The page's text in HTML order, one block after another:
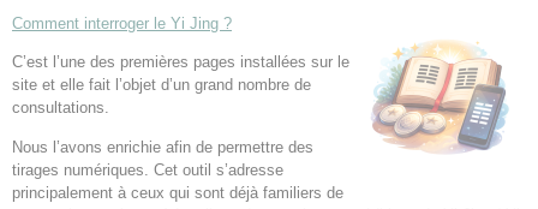
Comment interroger le Yi Jing ?
C’est l’une des premières pages installées sur le
site et elle fait l’objet d’un grand nombre de
consultations.
Nous l’avons enrichie afin de permettre des
tirages numériques. Cet outil s’adresse
principalement à ceux qui sont déjà familiers de